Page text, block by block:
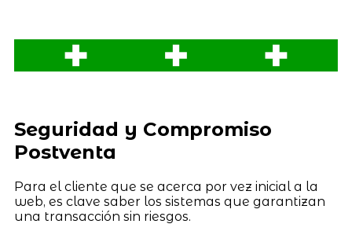
Seguridad y Compromiso
Postventa
Para el cliente que se acerca por vez inicial a la
web, es clave saber los sistemas que garantizan
una transacción sin riesgos.